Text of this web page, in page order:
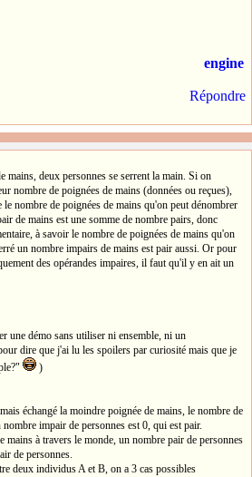
engine
Répondre
mains, deux personnes se serrent la main. Si on
nombre de poignées de mains (données ou reçues),
nombre de poignées de mains qu'on peut dénombrer
de mains est une somme de nombre pairs, donc
à savoir le nombre de poignées de mains qu'on
un nombre impairs de mains est pair aussi. Or pour
des opérandes impaires, il faut qu'il y en ait un
une démo sans utiliser ni ensemble, ni un
dire que j'ai lu les spoilers par curiosité mais que je
)
échangé la moindre poignée de mains, le nombre de
impair de personnes est 0, qui est pair.
mains à travers le monde, un nombre pair de personnes
de personnes.
deux individus A et B, on a 3 cas possibles